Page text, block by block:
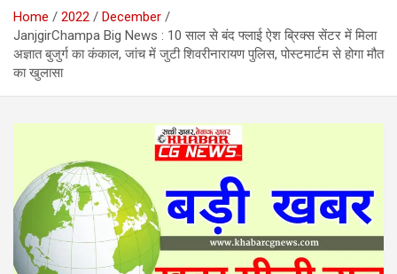
Home 2022
December
JanjgirChampa Big News : 10 साल से बंद फ्लाई ऐश ब्रिक्स सेंटर में मिला
अज्ञात बुजुर्ग का कंकाल, जांच में जुटी शिवरीनारायण पुलिस, पोस्टमार्टम से होगा मौत
का खुलासा